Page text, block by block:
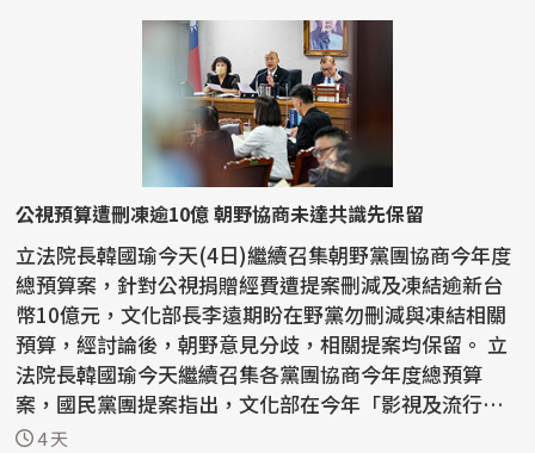
公視預算遭刪凍逾10億 朝野協商未達共識先保留
立法院長韓國瑜今天(4日)繼續召集朝野黨團協商今年度
總預算案，針對公視捐贈經費遭提案刪減及凍結逾新台
幣10億元，文化部長李遠期盼在野黨勿刪減與凍結相關
預算，經討論後，朝野意見分歧，相關提案均保留。 立
法院長韓國瑜今天繼續召集各黨團協商今年度總預算
案，國民黨團提案指出，文化部在今年「影視及流行音
樂策劃...
4 天